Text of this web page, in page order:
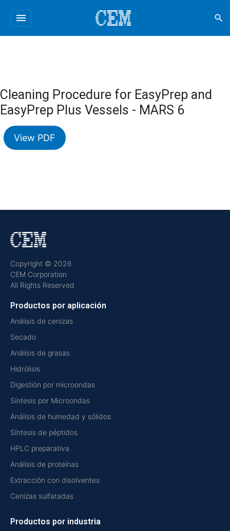
menu search
Cleaning Procedure for EasyPrep and
EasyPrep Plus Vessels - MARS 6
View PDF
Copyright © 2026
CEM Corporation
All Rights Reserved
Productos por aplicación
Análisis de cenizas
Secado
Análisis de grasas
Hidrólisis
Digestión por microondas
Síntesis por Microondas
Análisis de humedad y sólidos
Síntesis de péptidos
HPLC preparativa
Análisis de proteínas
Extracción con disolventes
Cenizas sulfatadas
Productos por industria